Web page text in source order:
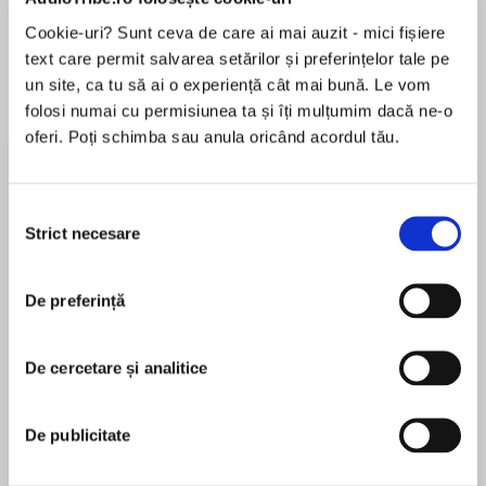
Cookie-uri? Sunt ceva de care ai mai auzit - mici fișiere
text care permit salvarea setărilor și preferințelor tale pe
un site, ca tu să ai o experiență cât mai bună. Le vom
folosi numai cu permisiunea ta și îți mulțumim dacă ne-o
oferi. Poți schimba sau anula oricând acordul tău.
consimțământului
Strict necesare
De preferință
De cercetare și analitice
De publicitate
de...
Dani Francis
la...
Lauren Weisberger
Desprecarte
characters from the hit middle grade series
Dungeon Academy!
Being a human at the prestigious Dungeon
Academy is strictly forbidden. That’s why Zelli
Stormclash must keep her identity a secret!
tries her best to blend in with her monstrous
surroundings all the while keeping to herself.
MAI MULT
Diane Walker(akaMadeleine Roux)is a New York